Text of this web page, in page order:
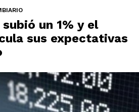
un 1% y el
sus expectativas